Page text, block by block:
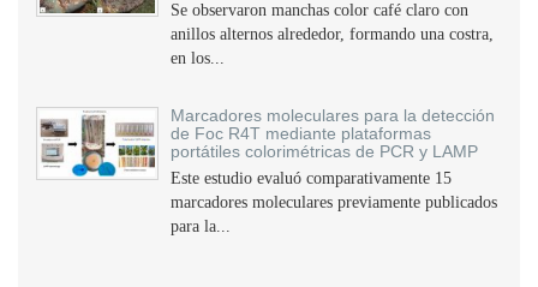
Se observaron manchas color café claro con
anillos alternos alrededor, formando una costra,
en los...
Marcadores moleculares para la detección
de Foc R4T mediante plataformas
portátiles colorimétricas de PCR y LAMP
Este estudio evaluó comparativamente 15
marcadores moleculares previamente publicados
para la...